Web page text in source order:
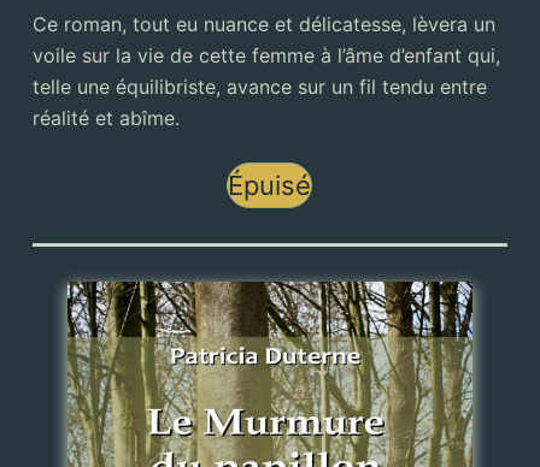
Ce roman, tout eu nuance et délicatesse, lèvera un
voile sur la vie de cette femme à l’âme d’enfant qui,
telle une équilibriste, avance sur un fil tendu entre
réalité et abîme.
Épuisé